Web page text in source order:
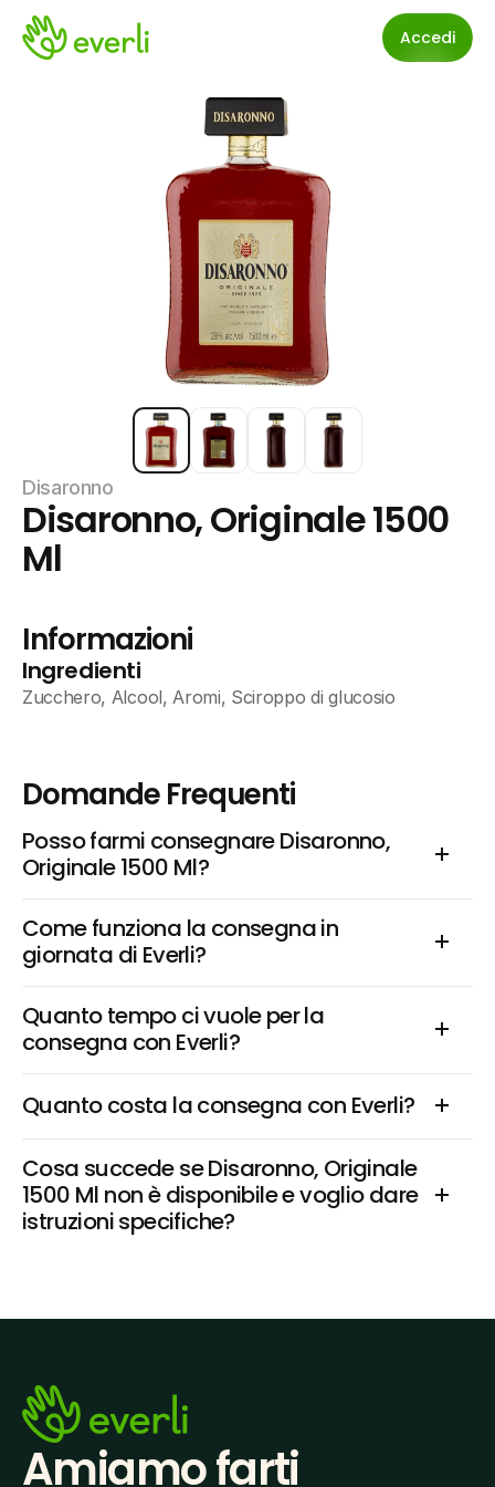
Accedi
Disaronno
Disaronno, Originale 1500
Ml
Informazioni
Ingredienti
Zucchero, Alcool, Aromi, Sciroppo di glucosio
Domande Frequenti
Posso farmi consegnare Disaronno,
Originale 1500 Ml?
Come funziona la consegna in
giornata di Everli?
Quanto tempo ci vuole per la
consegna con Everli?
Quanto costa la consegna con Everli?
Cosa succede se Disaronno, Originale
1500 Ml non è disponibile e voglio dare
istruzioni specifiche?
Amiamo farti